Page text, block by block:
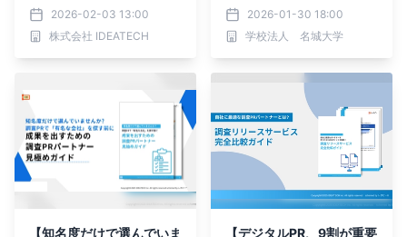
を無料公開！
2026-02-03 13:00
株式会社 IDEATECH
E memories」で選ばれた
エピソードをショートドラ
マとして公開～
2026-01-30 18:00
学校法人 名城大学
【知名度だけで選んでいま
【デジタルPR、9割が重要